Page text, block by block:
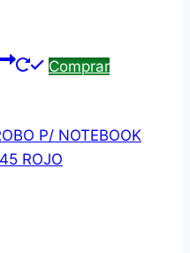
Comprar